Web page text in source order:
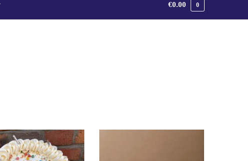
€0.00 0